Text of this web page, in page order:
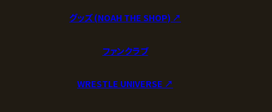
グッズ (NOAH THE SHOP) ↗︎
ファンクラブ
WRESTLE UNIVERSE ↗︎